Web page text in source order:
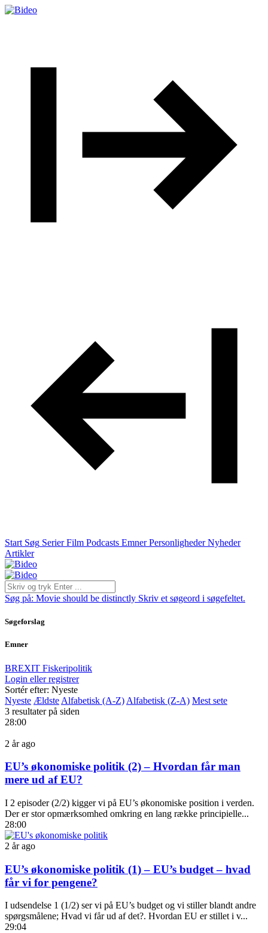
Start Søg Serier Film Podcasts Emner Personligheder Nyheder
Artikler
Søg på: Movie should be distinctly Skriv et søgeord i søgefeltet.
Søgeforslag
Emner
BREXIT Fiskeripolitik
Login eller registrer
Sortér efter: Nyeste
Nyeste Ældste Alfabetisk (A-Z) Alfabetisk (Z-A) Mest sete
3 resultater på siden
28:00
2 år ago
EU’s økonomiske politik (2) – Hvordan får man
mere ud af EU?
I 2 episoder (2/2) kigger vi på EU’s økonomiske position i verden.
Der er stor opmærksomhed omkring en lang række principielle...
28:00
2 år ago
EU’s økonomiske politik (1) – EU’s budget – hvad
får vi for pengene?
I udsendelse 1 (1/2) ser vi på EU’s budget og vi stiller blandt andre
spørgsmålene; Hvad vi får ud af det?. Hvordan EU er stillet i v...
29:04